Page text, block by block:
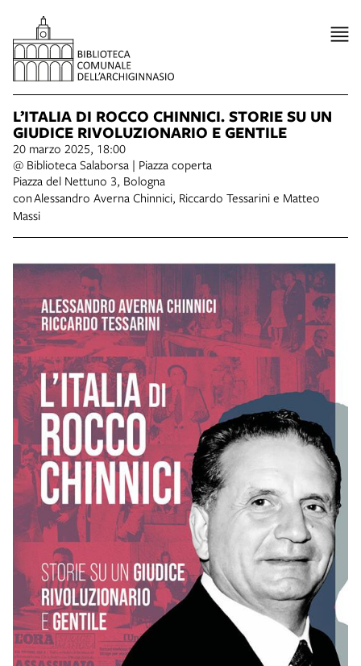
L’ITALIA DI ROCCO CHINNICI. STORIE SU UN
GIUDICE RIVOLUZIONARIO E GENTILE
20 marzo 2025, 18:00
@ Biblioteca Salaborsa | Piazza coperta
Piazza del Nettuno 3, Bologna
con Alessandro Averna Chinnici, Riccardo Tessarini e Matteo
Massi